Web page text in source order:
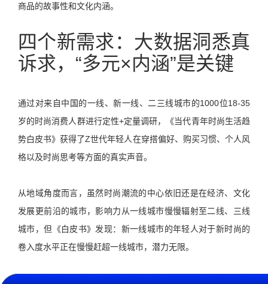
商品的故事性和文化内涵。
四个新需求：大数据洞悉真
诉求，“多元×内涵”是关键
通过对来自中国的一线、新一线、二三线城市的1000位18-35
岁的时尚消费人群进行定性+定量调研，《当代青年时尚生活趋
势白皮书》获得了Z世代年轻人在穿搭偏好、购买习惯、个人风
格以及时尚思考等方面的真实声音。
从地域角度而言，虽然时尚潮流的中心依旧还是在经济、文化
发展更前沿的城市，影响力从一线城市慢慢辐射至二线、三线
城市，但《白皮书》发现：新一线城市的年轻人对于新时尚的
卷入度水平正在慢慢赶超一线城市，潜力无限。